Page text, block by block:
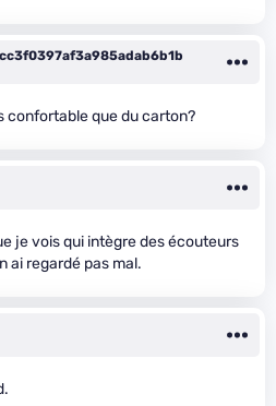
confortable que du carton?
je vois qui intègre des écouteurs
ai regardé pas mal.